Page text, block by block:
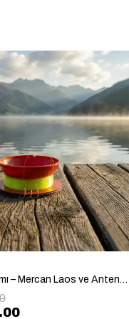
T Knot Dip Takımı – Mercan Laos ve Antenli Mercan Avı İçin